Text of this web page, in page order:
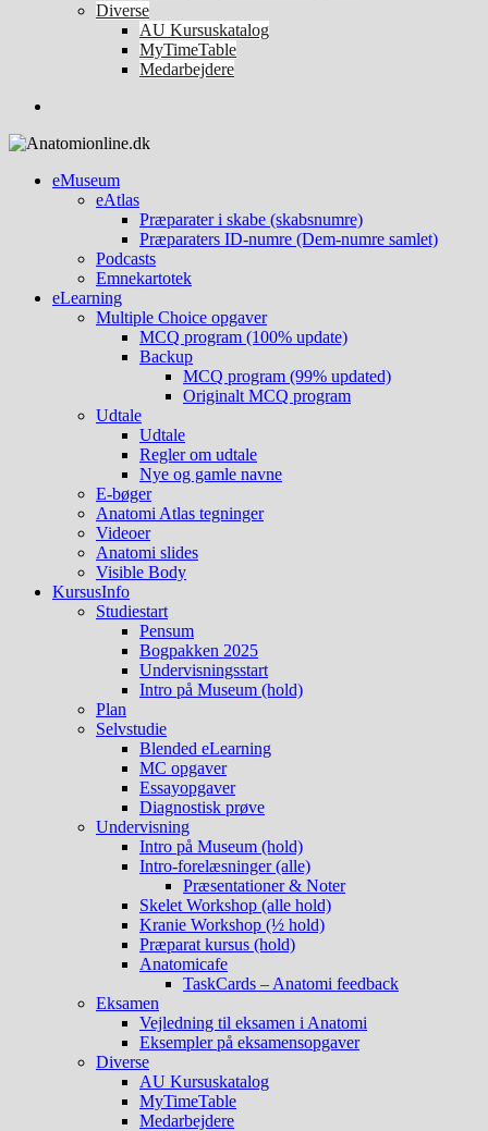
Diverse
AU Kursuskatalog
MyTimeTable
Medarbejdere
eMuseum
eAtlas
Præparater i skabe (skabsnumre)
Præparaters ID-numre (Dem-numre samlet)
Podcasts
Emnekartotek
eLearning
Multiple Choice opgaver
MCQ program (100% update)
Backup
MCQ program (99% updated)
Originalt MCQ program
Udtale
Udtale
Regler om udtale
Nye og gamle navne
E-bøger
Anatomi Atlas tegninger
Videoer
Anatomi slides
Visible Body
KursusInfo
Studiestart
Pensum
Bogpakken 2025
Undervisningsstart
Intro på Museum (hold)
Plan
Selvstudie
Blended eLearning
MC opgaver
Essayopgaver
Diagnostisk prøve
Undervisning
Intro på Museum (hold)
Intro-forelæsninger (alle)
Præsentationer & Noter
Skelet Workshop (alle hold)
Kranie Workshop (½ hold)
Præparat kursus (hold)
Anatomicafe
TaskCards – Anatomi feedback
Eksamen
Vejledning til eksamen i Anatomi
Eksempler på eksamensopgaver
Diverse
AU Kursuskatalog
MyTimeTable
Medarbejdere